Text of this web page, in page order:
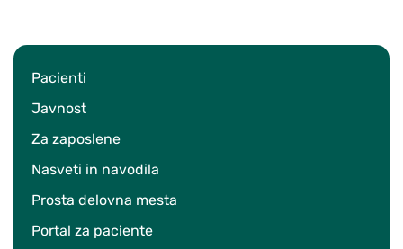
Pacienti
Javnost
Za zaposlene
Nasveti in navodila
Prosta delovna mesta
Portal za paciente